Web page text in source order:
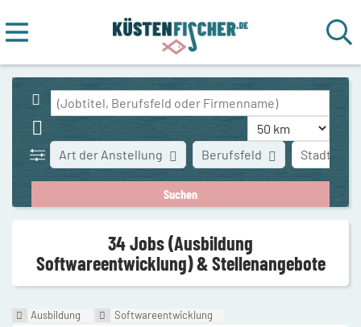
Stadt
Art der Anstellung Berufsfeld
34 Jobs (Ausbildung
Softwareentwicklung) & Stellenangebote
Ausbildung Softwareentwicklung